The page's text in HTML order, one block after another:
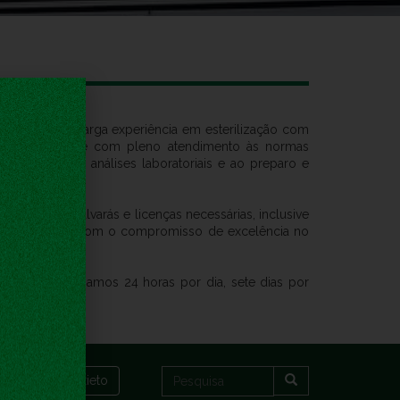
possuem larga experiência em esterilização com
segura e com pleno atendimento às normas
das análises laboratoriais e ao preparo e
todos os alvarás e licenças necessárias, inclusive
ISO 9001, com o compromisso de excelência no
Trabalhamos 24 horas por dia, sete dias por
Webmail Oxieto